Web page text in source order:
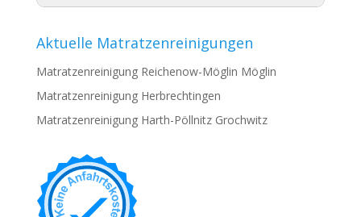
Aktuelle Matratzenreinigungen
Matratzenreinigung Reichenow-Möglin Möglin
Matratzenreinigung Herbrechtingen
Matratzenreinigung Harth-Pöllnitz Grochwitz